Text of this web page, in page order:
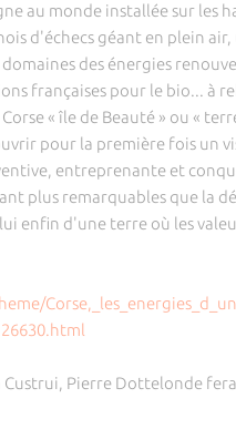
au monde installée sur les
d'échecs géant en plein
des énergies
françaises pour le bio... à
« île de Beauté » ou «
pour la première fois un
entreprenante et
plus remarquables que la
enfin d'une terre où les
Custrui, Pierre Dottelonde